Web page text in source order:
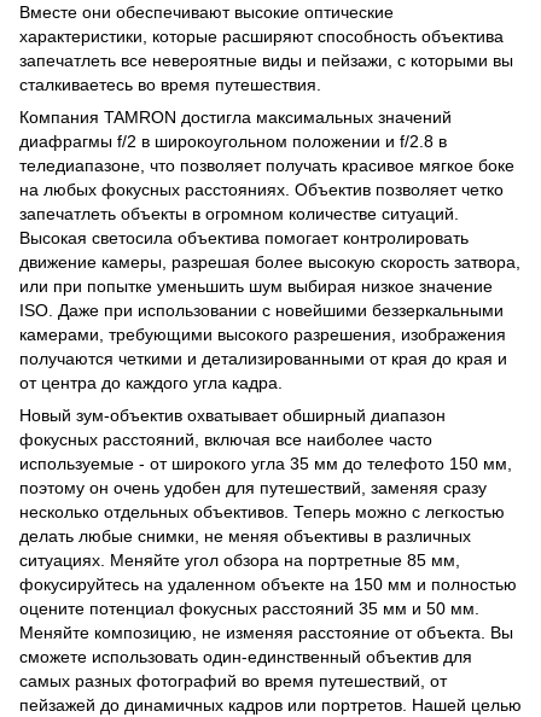
Вместе они обеспечивают высокие оптические
характеристики, которые расширяют способность объектива
запечатлеть все невероятные виды и пейзажи, с которыми вы
сталкиваетесь во время путешествия.
Компания TAMRON достигла максимальных значений
диафрагмы f/2 в широкоугольном положении и f/2.8 в
теледиапазоне, что позволяет получать красивое мягкое боке
на любых фокусных расстояниях. Объектив позволяет четко
запечатлеть объекты в огромном количестве ситуаций.
Высокая светосила объектива помогает контролировать
движение камеры, разрешая более высокую скорость затвора,
или при попытке уменьшить шум выбирая низкое значение
ISO. Даже при использовании с новейшими беззеркальными
камерами, требующими высокого разрешения, изображения
получаются четкими и детализированными от края до края и
от центра до каждого угла кадра.
Новый зум-объектив охватывает обширный диапазон
фокусных расстояний, включая все наиболее часто
используемые - от широкого угла 35 мм до телефото 150 мм,
поэтому он очень удобен для путешествий, заменяя сразу
несколько отдельных объективов. Теперь можно с легкостью
делать любые снимки, не меняя объективы в различных
ситуациях. Меняйте угол обзора на портретные 85 мм,
фокусируйтесь на удаленном объекте на 150 мм и полностью
оцените потенциал фокусных расстояний 35 мм и 50 мм.
Меняйте композицию, не изменяя расстояние от объекта. Вы
сможете использовать один-единственный объектив для
самых разных фотографий во время путешествий, от
пейзажей до динамичных кадров или портретов. Нашей целью